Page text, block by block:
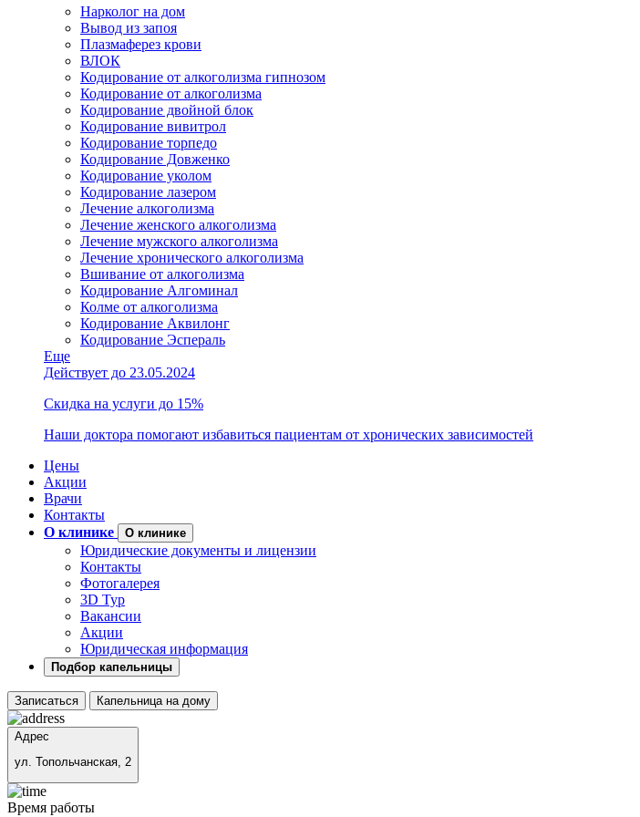
Нарколог на дом
Вывод из запоя
Плазмаферез крови
ВЛОК
Кодирование от алкоголизма гипнозом
Кодирование от алкоголизма
Кодирование двойной блок
Кодирование вивитрол
Кодирование торпедо
Кодирование Довженко
Кодирование уколом
Кодирование лазером
Лечение алкоголизма
Лечение женского алкоголизма
Лечение мужского алкоголизма
Лечение хронического алкоголизма
Вшивание от алкоголизма
Кодирование Алгоминал
Колме от алкоголизма
Кодирование Аквилонг
Кодирование Эспераль
Еще
Действует до 23.05.2024
Скидка на услуги до 15%
Наши доктора помогают избавиться пациентам от хронических зависимостей
Цены
Акции
Врачи
Контакты
О клинике
О клинике
Юридические документы и лицензии
Контакты
Фотогалерея
3D Тур
Вакансии
Акции
Юридическая информация
Подбор капельницы
Записаться Капельница на дому
Адрес
ул. Топольчанская, 2
Время работы